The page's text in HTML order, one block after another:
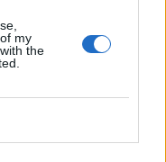
my
the
ζωής να
του
αλλαγής για